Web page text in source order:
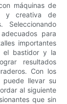
máquinas de
y creativa de
Seleccionando
para
importantes
el bastidor y la
resultados
Con los
llevar su
al siguiente
que sin